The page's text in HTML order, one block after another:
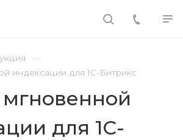
индексации для 1C-Битрикс
для 1C-